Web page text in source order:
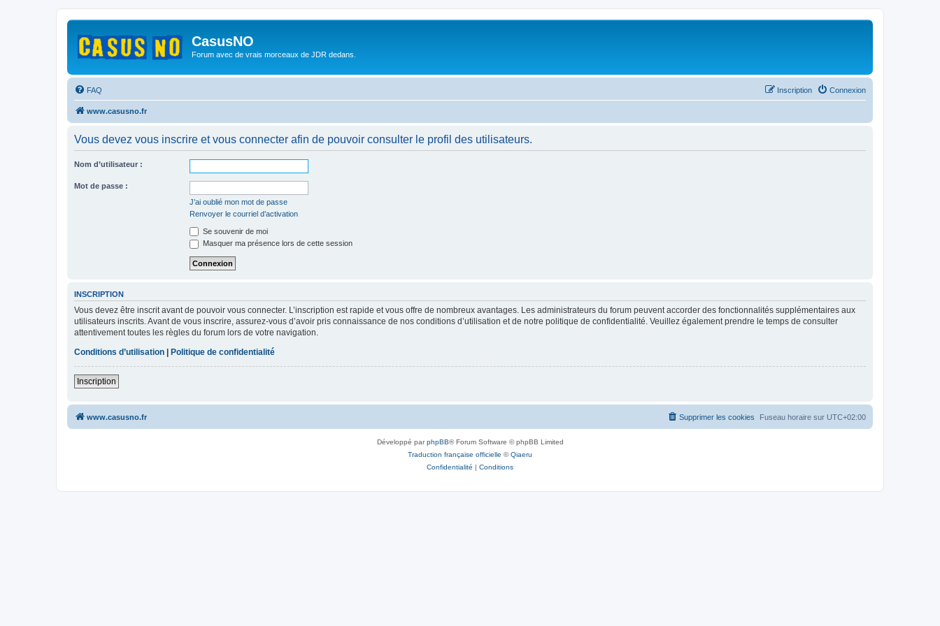
CasusNO
Forum avec de vrais morceaux de JDR dedans.
FAQ Connexion
Inscription
www.casusno.fr
Vous devez vous inscrire et vous connecter afin de pouvoir consulter le profil des utilisateurs.
Nom d’utilisateur :
Mot de passe :
J’ai oublié mon mot de passe
Renvoyer le courriel d’activation
Se souvenir de moi
Masquer ma présence lors de cette session
INSCRIPTION
Vous devez être inscrit avant de pouvoir vous connecter. L’inscription est rapide et vous offre de nombreux avantages. Les administrateurs du forum peuvent accorder des fonctionnalités supplémentaires aux
utilisateurs inscrits. Avant de vous inscrire, assurez-vous d’avoir pris connaissance de nos conditions d’utilisation et de notre politique de confidentialité. Veuillez également prendre le temps de consulter
attentivement toutes les règles du forum lors de votre navigation.
Conditions d’utilisation
Politique de confidentialité
Inscription
www.casusno.fr Fuseau horaire sur UTC+02:00
Supprimer les cookies
Développé parphpBB® Forum Software © phpBB Limited
Traduction française officielle ©Qiaeru
Confidentialité | Conditions